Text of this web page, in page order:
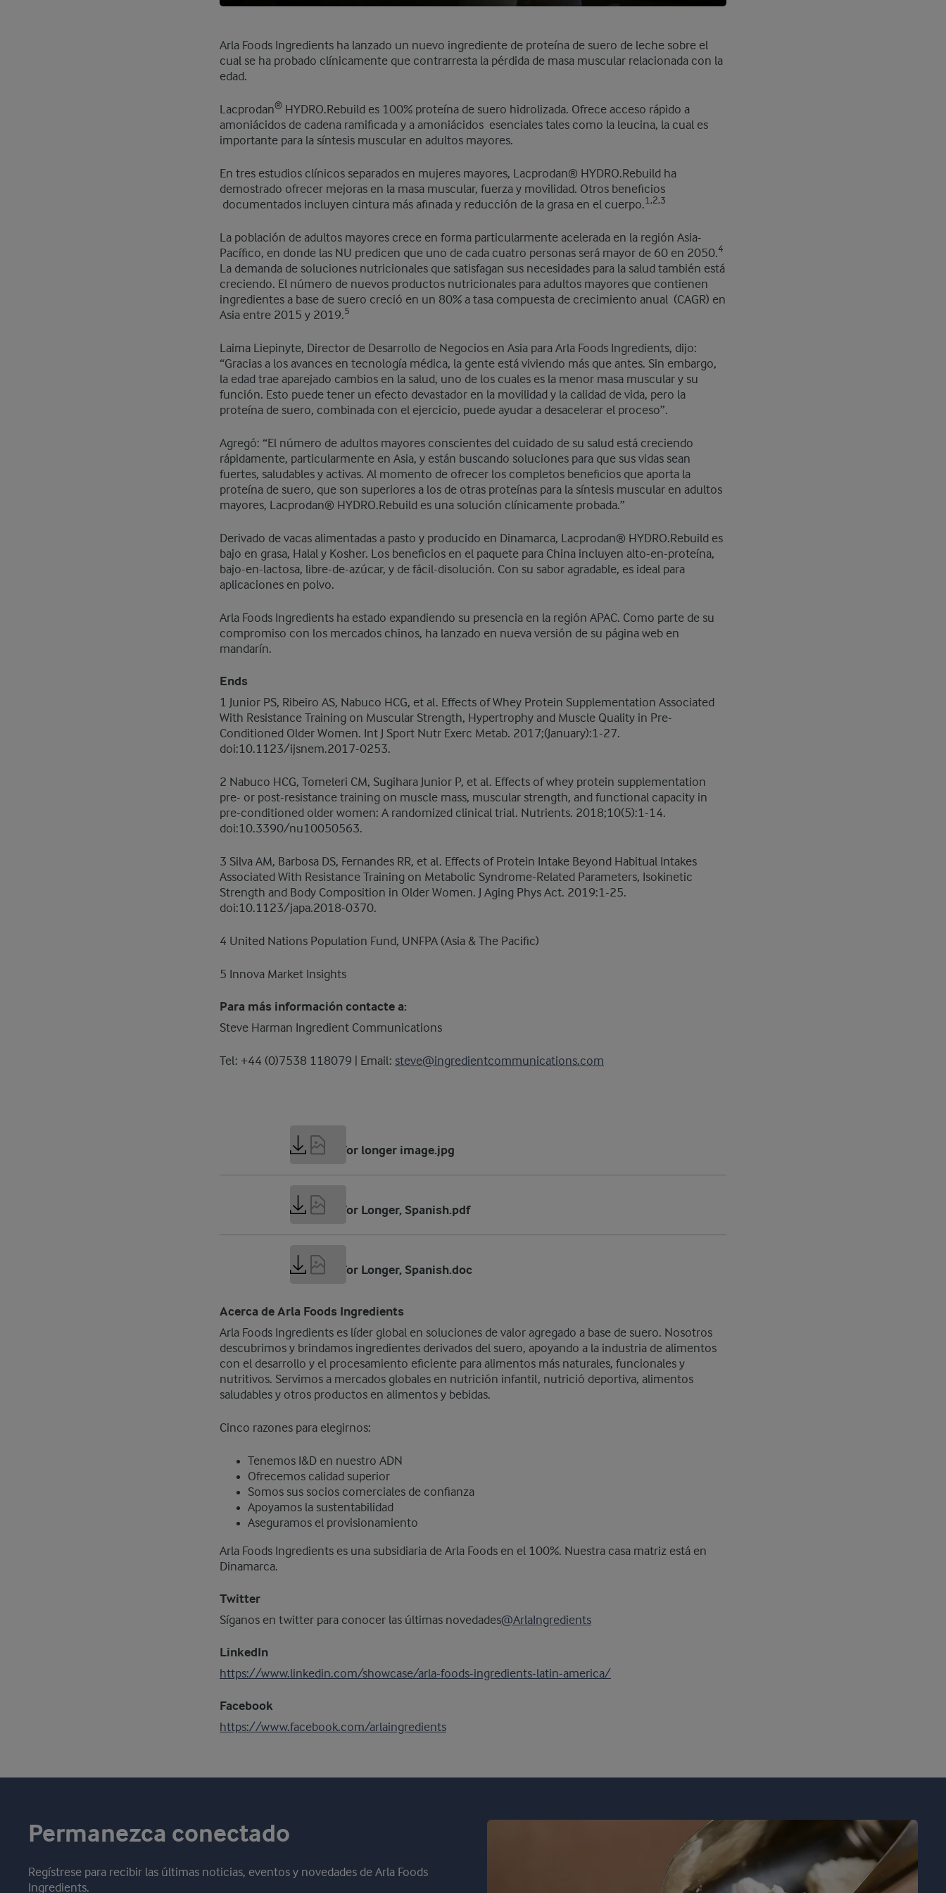
Arla Foods Ingredients ha lanzado un nuevo ingrediente de proteína de suero de leche sobre el
cual se ha probado clínicamente que contrarresta la pérdida de masa muscular relacionada con la
edad.
Lacprodan® HYDRO.Rebuild es 100% proteína de suero hidrolizada. Ofrece acceso rápido a
amoniácidos de cadena ramificada y a amoniácidos esenciales tales como la leucina, la cual es
importante para la síntesis muscular en adultos mayores.
En tres estudios clínicos separados en mujeres mayores, Lacprodan® HYDRO.Rebuild ha
demostrado ofrecer mejoras en la masa muscular, fuerza y movilidad. Otros beneficios
documentados incluyen cintura más afinada y reducción de la grasa en el cuerpo.1,2,3
La población de adultos mayores crece en forma particularmente acelerada en la región Asia-
Pacífico, en donde las NU predicen que uno de cada cuatro personas será mayor de 60 en 2050.4
La demanda de soluciones nutricionales que satisfagan sus necesidades para la salud también está
creciendo. El número de nuevos productos nutricionales para adultos mayores que contienen
ingredientes a base de suero creció en un 80% a tasa compuesta de crecimiento anual (CAGR) en
Asia entre 2015 y 2019.5
Laima Liepinyte, Director de Desarrollo de Negocios en Asia para Arla Foods Ingredients, dijo:
“Gracias a los avances en tecnología médica, la gente está viviendo más que antes. Sin embargo,
la edad trae aparejado cambios en la salud, uno de los cuales es la menor masa muscular y su
función. Esto puede tener un efecto devastador en la movilidad y la calidad de vida, pero la
proteína de suero, combinada con el ejercicio, puede ayudar a desacelerar el proceso”.
Agregó: “El número de adultos mayores conscientes del cuidado de su salud está creciendo
rápidamente, particularmente en Asia, y están buscando soluciones para que sus vidas sean
fuertes, saludables y activas. Al momento de ofrecer los completos beneficios que aporta la
proteína de suero, que son superiores a los de otras proteínas para la síntesis muscular en adultos
mayores, Lacprodan® HYDRO.Rebuild es una solución clínicamente probada.”
Derivado de vacas alimentadas a pasto y producido en Dinamarca, Lacprodan® HYDRO.Rebuild es
bajo en grasa, Halal y Kosher. Los beneficios en el paquete para China incluyen alto-en-proteína,
bajo-en-lactosa, libre-de-azúcar, y de fácil-disolución. Con su sabor agradable, es ideal para
aplicaciones en polvo.
Arla Foods Ingredients ha estado expandiendo su presencia en la región APAC. Como parte de su
compromiso con los mercados chinos, ha lanzado en nueva versión de su página web en
mandarín.
Ends
1 Junior PS, Ribeiro AS, Nabuco HCG, et al. Effects of Whey Protein Supplementation Associated
With Resistance Training on Muscular Strength, Hypertrophy and Muscle Quality in Pre-
Conditioned Older Women. Int J Sport Nutr Exerc Metab. 2017;(January):1-27.
doi:10.1123/ijsnem.2017-0253.
2 Nabuco HCG, Tomeleri CM, Sugihara Junior P, et al. Effects of whey protein supplementation
pre- or post-resistance training on muscle mass, muscular strength, and functional capacity in
pre-conditioned older women: A randomized clinical trial. Nutrients. 2018;10(5):1-14.
doi:10.3390/nu10050563.
3 Silva AM, Barbosa DS, Fernandes RR, et al. Effects of Protein Intake Beyond Habitual Intakes
Associated With Resistance Training on Metabolic Syndrome-Related Parameters, Isokinetic
Strength and Body Composition in Older Women. J Aging Phys Act. 2019:1-25.
doi:10.1123/japa.2018-0370.
4 United Nations Population Fund, UNFPA (Asia & The Pacific)
5 Innova Market Insights
Para más información contacte a:
Steve Harman Ingredient Communications
Tel: +44 (0)7538 118079 | Email: steve@ingredientcommunications.com
Stronger for longer image.jpg
Stronger for Longer, Spanish.pdf
159 KB
Stronger for Longer, Spanish.doc
180 KB
Acerca de Arla Foods Ingredients
Arla Foods Ingredients es líder global en soluciones de valor agregado a base de suero. Nosotros
descubrimos y brindamos ingredientes derivados del suero, apoyando a la industria de alimentos
con el desarrollo y el procesamiento eficiente para alimentos más naturales, funcionales y
nutritivos. Servimos a mercados globales en nutrición infantil, nutrició deportiva, alimentos
saludables y otros productos en alimentos y bebidas.
Cinco razones para elegirnos:
Tenemos I&D en nuestro ADN
Ofrecemos calidad superior
Somos sus socios comerciales de confianza
Apoyamos la sustentabilidad
Aseguramos el provisionamiento
Arla Foods Ingredients es una subsidiaria de Arla Foods en el 100%. Nuestra casa matriz está en
Dinamarca.
Twitter
Síganos en twitter para conocer las últimas novedades@ArlaIngredients
LinkedIn
https://www.linkedin.com/showcase/arla-foods-ingredients-latin-america/
Facebook
https://www.facebook.com/arlaingredients
Permanezca conectado
Regístrese para recibir las últimas noticias, eventos y novedades de Arla Foods
Ingredients.